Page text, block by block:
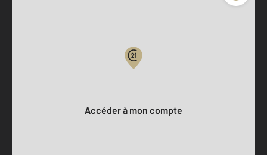
Accéder à mon compte